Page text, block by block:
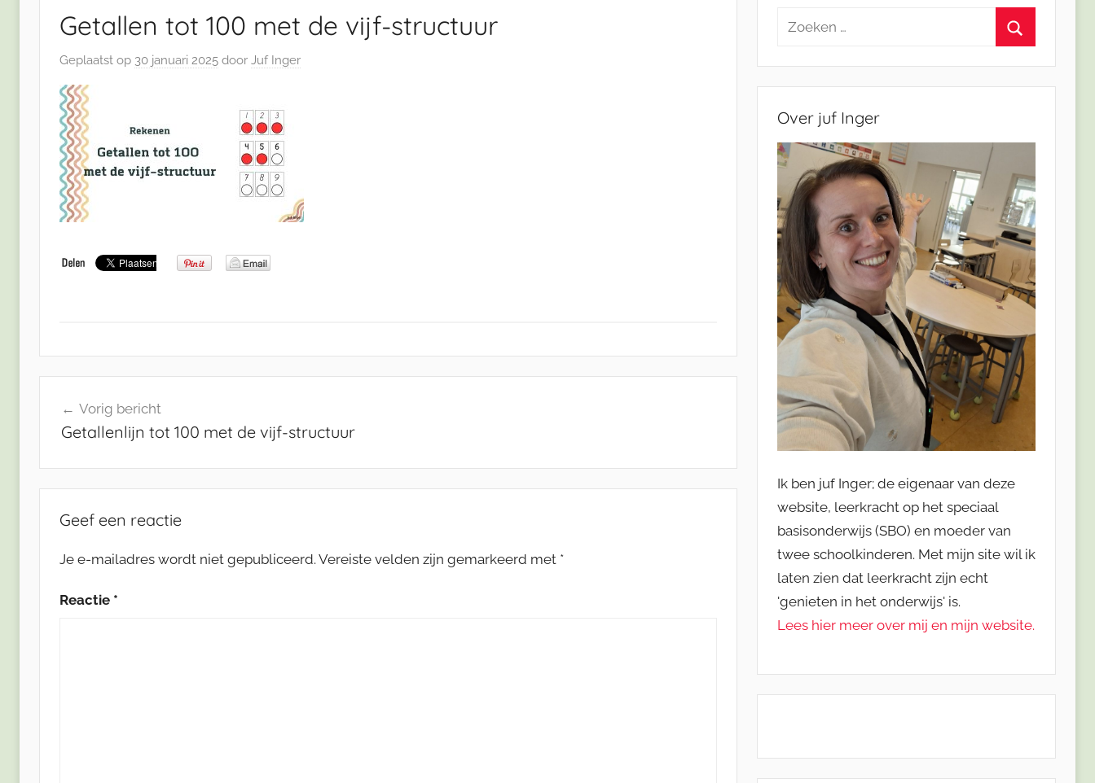
Getallen tot 100 met de vijf-structuur
Geplaatst op 30 januari 2025 door Juf Inger
navigatie
Vorig bericht
Getallenlijn tot 100 met de vijf-structuur
Geef een reactie
Je e-mailadres wordt niet gepubliceerd. Vereiste velden zijn gemarkeerd met *
Reactie *
Zoeken
Over juf Inger
Ik ben juf Inger; de eigenaar van deze
website, leerkracht op het speciaal
basisonderwijs (SBO) en moeder van
twee schoolkinderen. Met mijn site wil ik
laten zien dat leerkracht zijn echt
'genieten in het onderwijs' is.
Lees hier meer over mij en mijn website.